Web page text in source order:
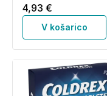
4,93 €
V košarico